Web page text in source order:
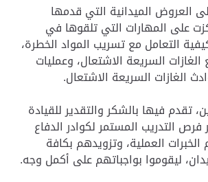
العروض الميدانية التي قدمها
على المهارات التي تلقوها في
التعامل مع تسريب المواد الخطرة،
السريعة الاشتعال، وعمليات
الغازات السريعة الاشتعال.
تقدم فيها بالشكر والتقدير للقيادة
التدريب المستمر لكوادر الدفاع
العملية، وتزويدهم بكافة
ليقوموا بواجباتهم على أكمل وجه.